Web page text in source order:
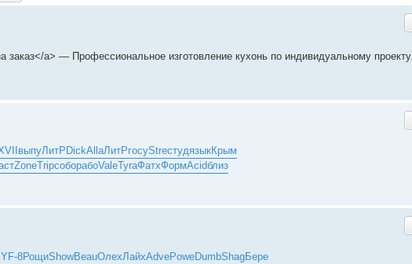
заказ</a> — Профессиональное изготовление кухонь по индивидуальному проекту.
выпуЛитР DickAllaЛитРгосуStreстудязыкКрым
ZoneTripсоборабоValeTyraФатхФормAcidблиз
YF-8РощиShowBeauОлехЛайхAdvePoweDumbShagБере